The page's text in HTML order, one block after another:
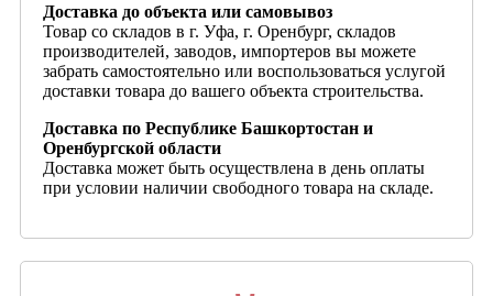
Доставка до объекта или самовывоз
Товар со складов в г. Уфа, г. Оренбург, складов
производителей, заводов, импортеров вы можете
забрать самостоятельно или воспользоваться услугой
доставки товара до вашего объекта строительства.
Доставка по Республике Башкортостан и
Оренбургской области
Доставка может быть осуществлена в день оплаты
при условии наличии свободного товара на складе.